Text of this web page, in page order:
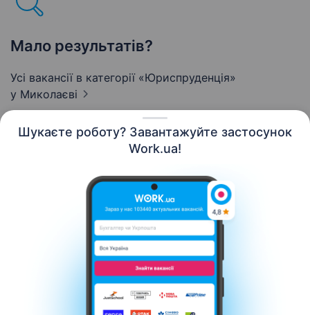
Шукаєте роботу? Завантажуйте застосунок
Work.ua!
Мало результатів?
Усі вакансії в категорії «Юриспруденція»
у Миколаєві
Контакти Про нас
Кар’єра
Допомога Умови використання